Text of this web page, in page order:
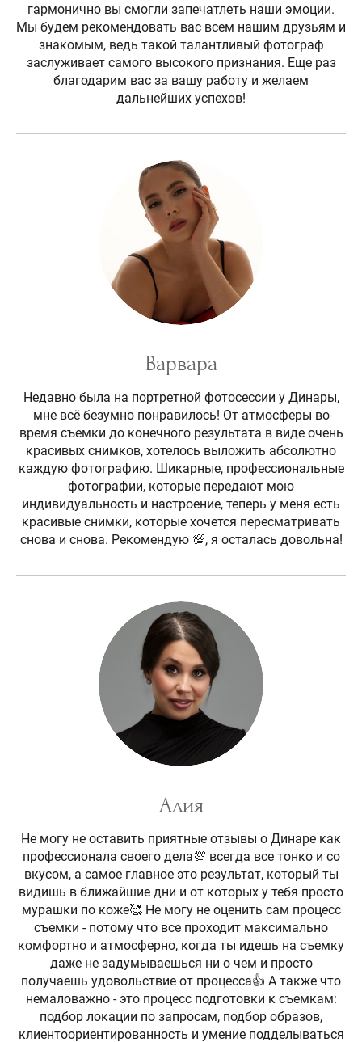
гармонично вы смогли запечатлеть наши эмоции.
Мы будем рекомендовать вас всем нашим друзьям и
знакомым, ведь такой талантливый фотограф
заслуживает самого высокого признания. Еще раз
благодарим вас за вашу работу и желаем
дальнейших успехов!
Варвара
Недавно была на портретной фотосессии у Динары,
мне всё безумно понравилось! От атмосферы во
время съемки до конечного результата в виде очень
красивых снимков, хотелось выложить абсолютно
каждую фотографию. Шикарные, профессиональные
фотографии, которые передают мою
индивидуальность и настроение, теперь у меня есть
красивые снимки, которые хочется пересматривать
снова и снова. Рекомендую 💯, я осталась довольна!
Алия
Не могу не оставить приятные отзывы о Динаре как
профессионала своего дела💯 всегда все тонко и со
вкусом, а самое главное это результат, который ты
видишь в ближайшие дни и от которых у тебя просто
мурашки по коже🥰 Не могу не оценить сам процесс
съемки - потому что все проходит максимально
комфортно и атмосферно, когда ты идешь на съемку
даже не задумываешься ни о чем и просто
получаешь удовольствие от процесса👍 А также что
немаловажно - это процесс подготовки к съемкам:
подбор локации по запросам, подбор образов,
клиентоориентированность и умение подделываться